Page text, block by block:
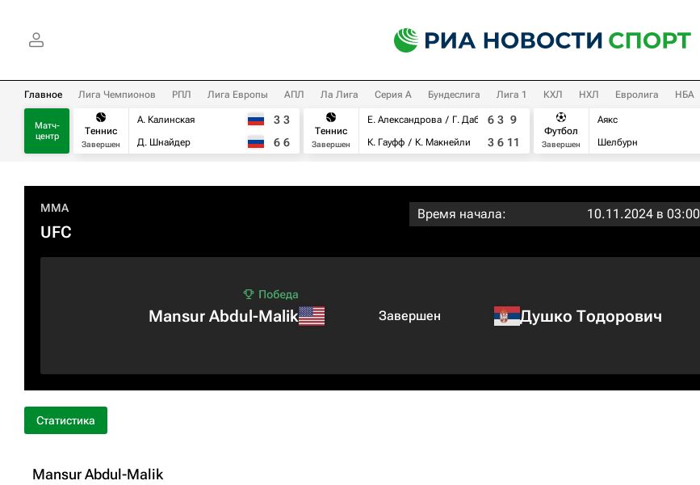
Главное Лига Чемпионов РПЛ Лига Европы АПЛ Ла Лига Серия А Бундеслига Лига 1 КХЛ НХЛ Евролига НБА
Матч-
центр
Теннис
Завершен
А. Калинская
Д. Шнайдер
3 3
6 6
Теннис
Завершен
Е. Александрова
Г. Дабровски
К. Гауфф
К. Макнейли
6 3 9
3 6 11
Футбол
Завершен
Аякс
Шелбурн
MMA
UFC
Время начала: 10.11.2024 в 03:00
Mansur Abdul-Malik Завершен Душко Тодорович
Статистика
Mansur Abdul-Malik